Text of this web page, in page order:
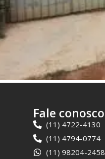
Fale conosco
(11) 4722-4130
(11) 4794-0774
(11) 98204-2458